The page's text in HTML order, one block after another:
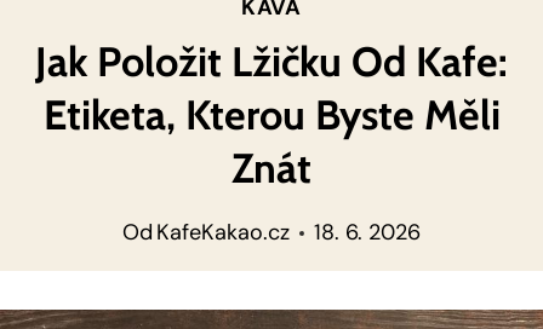
KÁVA
Jak Položit Lžičku Od Kafe:
Etiketa, Kterou Byste Měli
Znát
Od KafeKakao.cz 18. 6. 2026